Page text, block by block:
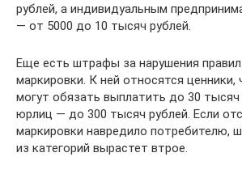
рублей, а индивидуальным
— от 5000 до 10 тысяч рублей.
Еще есть штрафы за нарушения
маркировки. К ней относятся ценники,
могут обязать выплатить до 30 тысяч
юрлиц — до 300 тысяч рублей. Если
маркировки навредило потребителю,
из категорий вырастет втрое.